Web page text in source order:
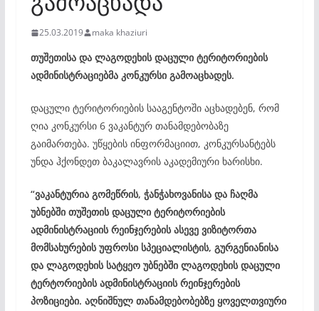
25.03.2019 maka khaziuri
თუშეთისა და ლაგოდეხის დაცული ტერიტორიების
ადმინისტრაციებმა კონკურსი გამოაცხადეს.
დაცული ტერიტორიების სააგენტოში აცხადებენ, რომ
ღია კონკურსი 6 ვაკანტურ თანამდებობაზე
გაიმართება. უწყების ინფორმაციით, კონკურსანტებს
უნდა ჰქონდეთ ბაკალავრის აკადემიური ხარისხი.
“ვაკანტურია გომეწრის, ჭანჭახოვანისა და ჩაღმა
უბნებში თუშეთის დაცული ტერიტორიების
ადმინისტრაციის რეინჯერების ასევე ვიზიტორთა
მომსახურების უფროსი სპეციალისტის, გურგენიანისა
და ლაგოდეხის სატყეო უბნებში ლაგოდეხის დაცული
ტერტორიების ადმინისტრაციის რეინჯერების
პოზიციები. აღნიშნულ თანამდებობებზე ყოველთვიური